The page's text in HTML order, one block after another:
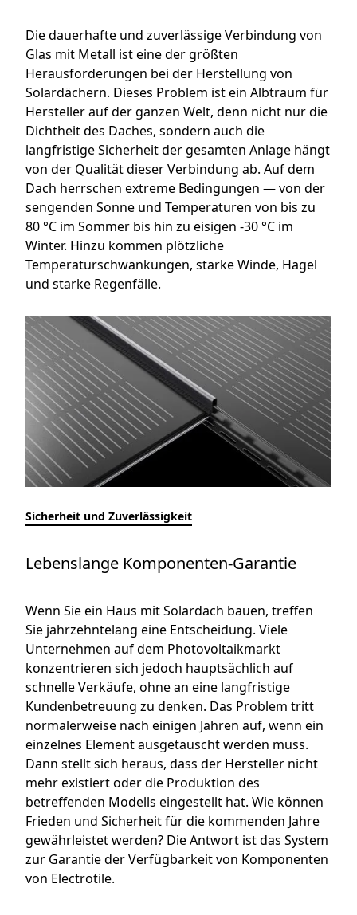
Die dauerhafte und zuverlässige Verbindung von
Glas mit Metall ist eine der größten
Herausforderungen bei der Herstellung von
Solardächern. Dieses Problem ist ein Albtraum für
Hersteller auf der ganzen Welt, denn nicht nur die
Dichtheit des Daches, sondern auch die
langfristige Sicherheit der gesamten Anlage hängt
von der Qualität dieser Verbindung ab. Auf dem
Dach herrschen extreme Bedingungen — von der
sengenden Sonne und Temperaturen von bis zu
80 °C im Sommer bis hin zu eisigen -30 °C im
Winter. Hinzu kommen plötzliche
Temperaturschwankungen, starke Winde, Hagel
und starke Regenfälle.
Sicherheit und Zuverlässigkeit
Lebenslange Komponenten-Garantie
Wenn Sie ein Haus mit Solardach bauen, treffen
Sie jahrzehntelang eine Entscheidung. Viele
Unternehmen auf dem Photovoltaikmarkt
konzentrieren sich jedoch hauptsächlich auf
schnelle Verkäufe, ohne an eine langfristige
Kundenbetreuung zu denken. Das Problem tritt
normalerweise nach einigen Jahren auf, wenn ein
einzelnes Element ausgetauscht werden muss.
Dann stellt sich heraus, dass der Hersteller nicht
mehr existiert oder die Produktion des
betreffenden Modells eingestellt hat. Wie können
Frieden und Sicherheit für die kommenden Jahre
gewährleistet werden? Die Antwort ist das System
zur Garantie der Verfügbarkeit von Komponenten
von Electrotile.